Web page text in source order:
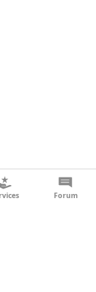
Forum